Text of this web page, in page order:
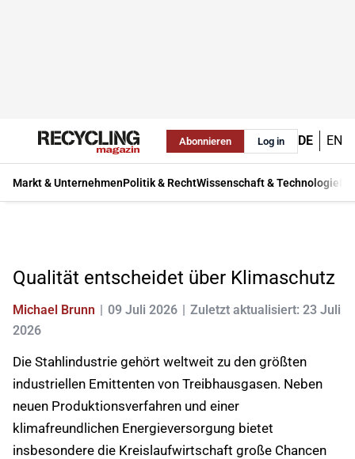
Abonnieren Log in DE EN
Markt & UnternehmenPolitik & RechtWissenschaft & Technologie
Qualität entscheidet über Klimaschutz
Michael Brunn 09 Juli 2026
Zuletzt aktualisiert: 23 Juli
2026
Die Stahlindustrie gehört weltweit zu den größten
industriellen Emittenten von Treibhausgasen. Neben
neuen Produktionsverfahren und einer
klimafreundlichen Energieversorgung bietet
insbesondere die Kreislaufwirtschaft große Chancen